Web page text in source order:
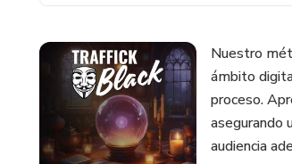
Nuestro
ámbito
proceso.
asegurando
audiencia